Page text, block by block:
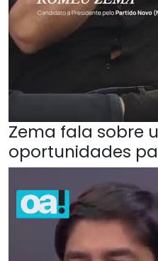
Zema fala sobre
oportunidades